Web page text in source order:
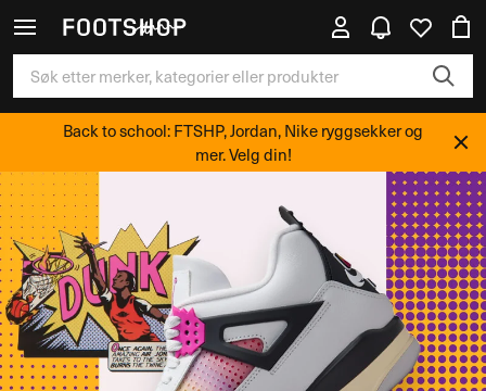
Back to school: FTSHP, Jordan, Nike ryggsekker og
mer. Velg din!